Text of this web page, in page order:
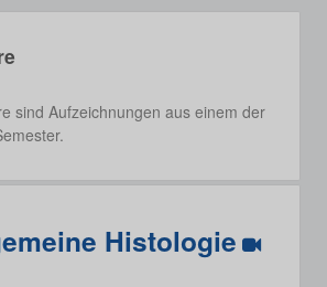
sind Aufzeichnungen aus einem der
Histologie